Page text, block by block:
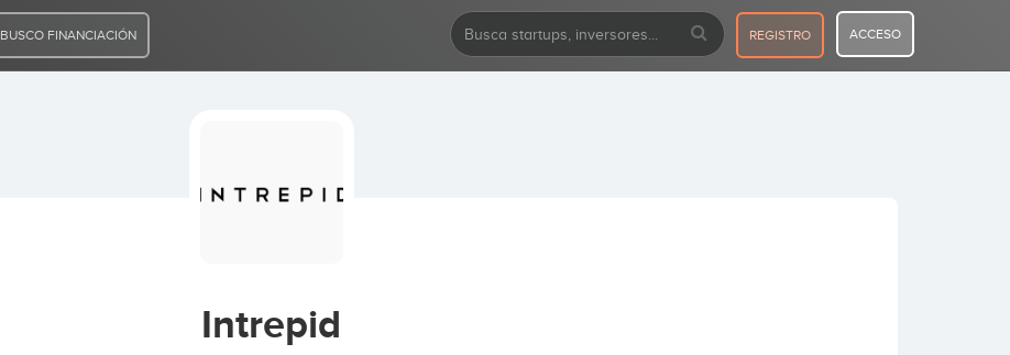
BUSCO FINANCIACIÓN REGISTRO ACCESO
Intrepid